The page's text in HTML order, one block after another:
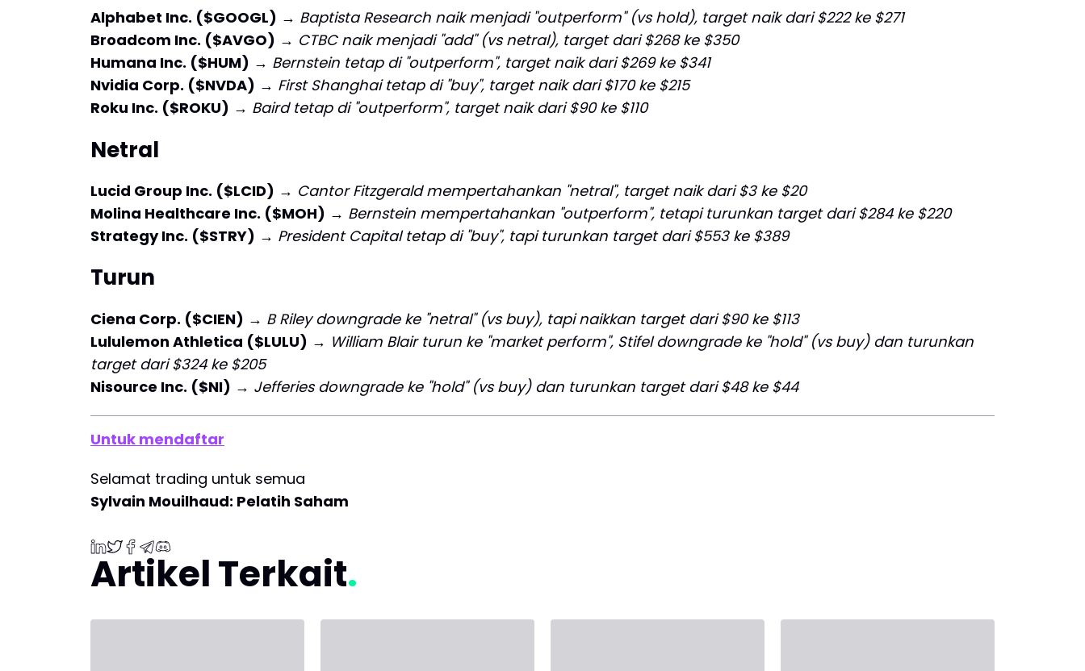
Alphabet Inc. ($GOOGL) → Baptista Research naik menjadi "outperform" (vs hold), target naik dari $222 ke $271
Broadcom Inc. ($AVGO) → CTBC naik menjadi "add" (vs netral), target dari $268 ke $350
Humana Inc. ($HUM) → Bernstein tetap di "outperform", target naik dari $269 ke $341
Nvidia Corp. ($NVDA) → First Shanghai tetap di "buy", target naik dari $170 ke $215
Roku Inc. ($ROKU) → Baird tetap di "outperform", target naik dari $90 ke $110
Netral
Lucid Group Inc. ($LCID) → Cantor Fitzgerald mempertahankan "netral", target naik dari $3 ke $20
Molina Healthcare Inc. ($MOH) → Bernstein mempertahankan "outperform", tetapi turunkan target dari $284 ke $220
Strategy Inc. ($STRY) → President Capital tetap di "buy", tapi turunkan target dari $553 ke $389
Turun
Ciena Corp. ($CIEN) → B Riley downgrade ke "netral" (vs buy), tapi naikkan target dari $90 ke $113
Lululemon Athletica ($LULU) → William Blair turun ke "market perform", Stifel downgrade ke "hold" (vs buy) dan turunkan
target dari $324 ke $205
Nisource Inc. ($NI) → Jefferies downgrade ke "hold" (vs buy) dan turunkan target dari $48 ke $44
Untuk mendaftar
Selamat trading untuk semua
Sylvain Mouilhaud: Pelatih Saham
Artikel Terkait